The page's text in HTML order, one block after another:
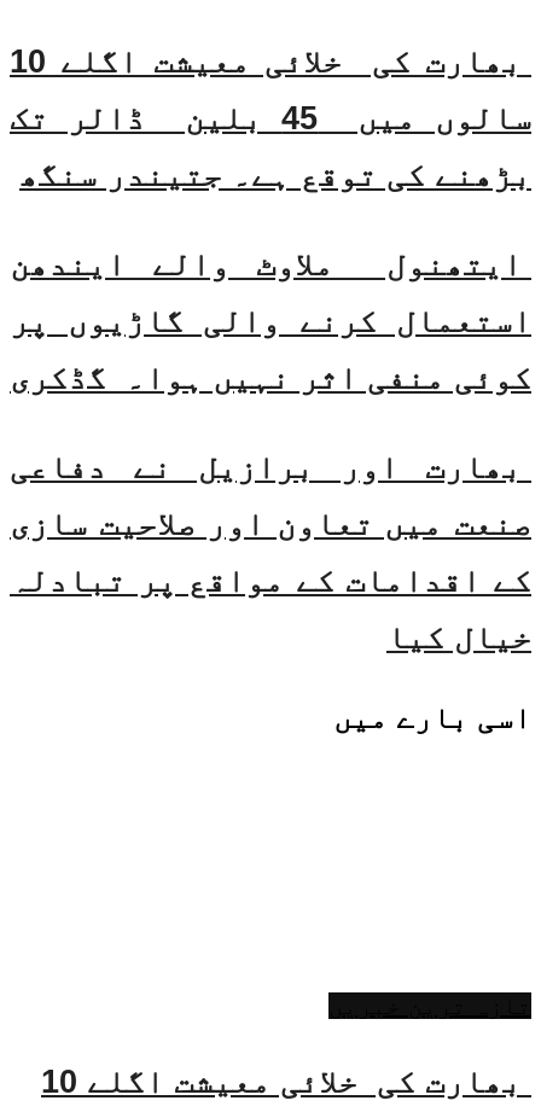
بھارت کی خلائی معیشت اگلے 10
سالوں میں 45 بلین ڈالر تک
بڑھنے کی توقع ہے۔ جتیندر سنگھ
ایتھنول ملاوٹ والے ایندھن
استعمال کرنے والی گاڑیوں پر
کوئی منفی اثر نہیں ہوا۔ گڈکری
بھارت اور برازیل نے دفاعی
صنعت میں تعاون اور صلاحیت سازی
کے اقدامات کے مواقع پر تبادلہ
خیال کیا
اسی بارے میں
بھارت کی خلائی معیشت اگلے 10